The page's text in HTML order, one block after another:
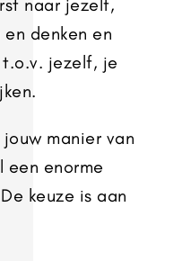
denken en
jezelf, je
manier van
een enorme
keuze is aan